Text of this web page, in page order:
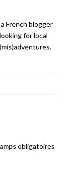
French blogger
for local
obligatoires